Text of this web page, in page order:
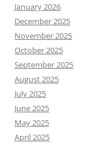
January 2026
December 2025
November 2025
October 2025
September 2025
August 2025
July 2025
June 2025
May 2025
April 2025